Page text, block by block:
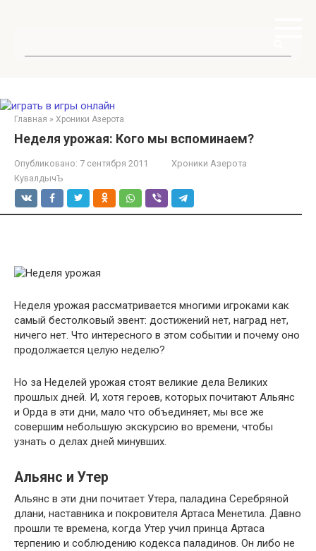
Главная » Хроники Азерота
Неделя урожая: Кого мы вспоминаем?
Опубликовано: 7 сентября 2011
Хроники Азерота
КувалдычЪ
Неделя урожая рассматривается многими игроками как
самый бестолковый эвент: достижений нет, наград нет,
ничего нет. Что интересного в этом событии и почему оно
продолжается целую неделю?
Но за Неделей урожая стоят великие дела Великих
прошлых дней. И, хотя героев, которых почитают Альянс
и Орда в эти дни, мало что объединяет, мы все же
совершим небольшую экскурсию во времени, чтобы
узнать о делах дней минувших.
Альянс и Утер
Альянс в эти дни почитает Утера, паладина Серебряной
длани, наставника и покровителя Артаса Менетила. Давно
прошли те времена, когда Утер учил принца Артаса
терпению и соблюдению кодекса паладинов. Он либо не